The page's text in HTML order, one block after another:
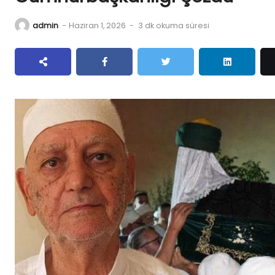
admin - Haziran 1, 2026 - 3 dk okuma süresi